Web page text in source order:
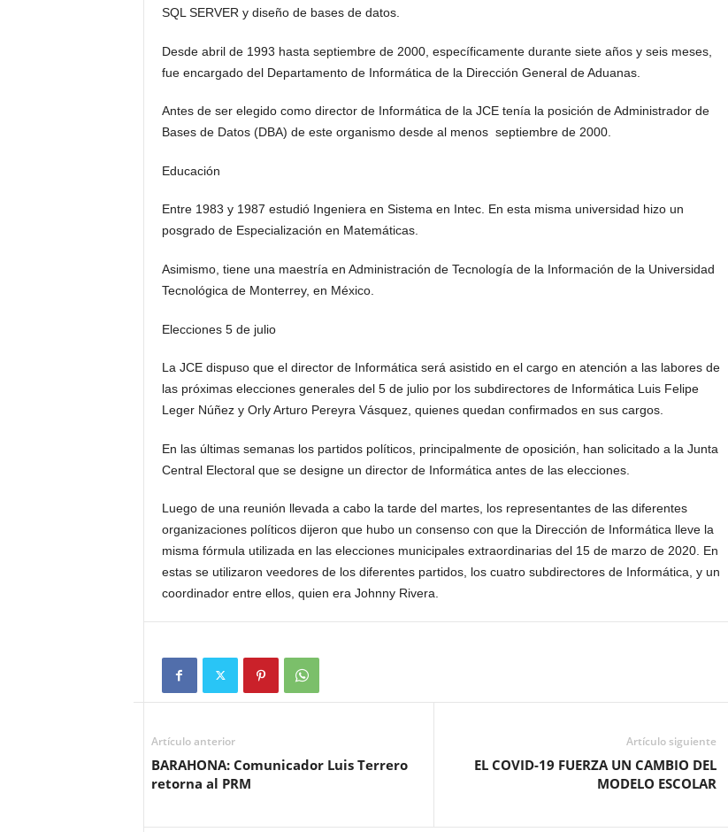
SQL SERVER y diseño de bases de datos.
Desde abril de 1993 hasta septiembre de 2000, específicamente durante siete años y seis meses,
fue encargado del Departamento de Informática de la Dirección General de Aduanas.
Antes de ser elegido como director de Informática de la JCE tenía la posición de Administrador de
Bases de Datos (DBA) de este organismo desde al menos septiembre de 2000.
Educación
Entre 1983 y 1987 estudió Ingeniera en Sistema en Intec. En esta misma universidad hizo un
posgrado de Especialización en Matemáticas.
Asimismo, tiene una maestría en Administración de Tecnología de la Información de la Universidad
Tecnológica de Monterrey, en México.
Elecciones 5 de julio
La JCE dispuso que el director de Informática será asistido en el cargo en atención a las labores de
las próximas elecciones generales del 5 de julio por los subdirectores de Informática Luis Felipe
Leger Núñez y Orly Arturo Pereyra Vásquez, quienes quedan confirmados en sus cargos.
En las últimas semanas los partidos políticos, principalmente de oposición, han solicitado a la Junta
Central Electoral que se designe un director de Informática antes de las elecciones.
Luego de una reunión llevada a cabo la tarde del martes, los representantes de las diferentes
organizaciones políticos dijeron que hubo un consenso con que la Dirección de Informática lleve la
misma fórmula utilizada en las elecciones municipales extraordinarias del 15 de marzo de 2020. En
estas se utilizaron veedores de los diferentes partidos, los cuatro subdirectores de Informática, y un
coordinador entre ellos, quien era Johnny Rivera.
Artículo anterior
BARAHONA: Comunicador Luis Terrero
retorna al PRM
Artículo siguiente
EL COVID-19 FUERZA UN CAMBIO DEL
MODELO ESCOLAR